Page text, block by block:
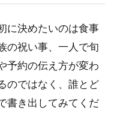
に決めたいのは食事
の祝い事、一人で旬
予約の伝え方が変わ
のではなく、誰とど
書き出してみてくだ